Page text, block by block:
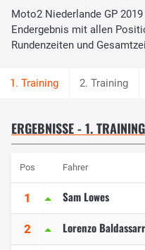
Moto2 Niederlande GP
Endergebnis mit allen
Rundenzeiten und
2. Training
ERGEBNISSE - 1. TRAINING
Pos Fahrer
1 Sam Lowes
2 Lorenzo